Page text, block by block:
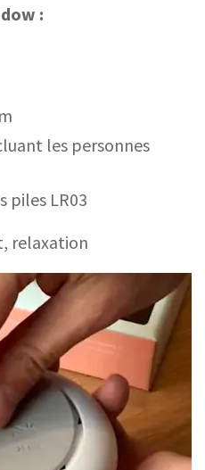
:
les personnes
piles LR03
relaxation